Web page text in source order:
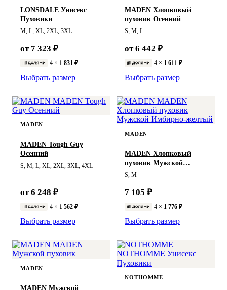
LONSDALE Унисекс
Пуховики
M, L, XL, 2XL, 3XL
от 7 323 ₽
4 × 1 831 ₽
Выбрать размер
MADEN Хлопковый
пуховик Осенний
S, M, L
от 6 442 ₽
4 × 1 611 ₽
Выбрать размер
MADEN
MADEN Tough Guy
Осенний
S, M, L, XL, 2XL, 3XL, 4XL
от 6 248 ₽
4 × 1 562 ₽
Выбрать размер
MADEN
MADEN Хлопковый
пуховик Мужской
Имбирно-желтый
S, M
7 105 ₽
4 × 1 776 ₽
Выбрать размер
MADEN
MADEN Мужской
NOTHOMME